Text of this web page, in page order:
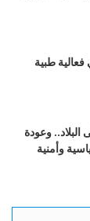
طبية
وعودة
وأمنية